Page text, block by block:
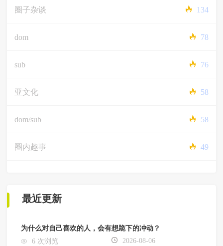
圈子杂谈 134
dom 78
sub 76
亚文化 58
dom/sub 58
圈内趣事 49
最近更新
为什么对自己喜欢的人，会有想跪下的冲动？
6 次浏览
2026-08-06